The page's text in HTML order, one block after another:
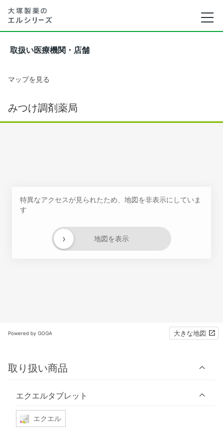
取扱い医療機関・店舗
マップを見る
みつけ調剤薬局
特異なアクセスが見られたため、地図を非表示にしていま
す
地図を表示
›
Powered by GOGA 大きな地図
取り扱い商品
エクエルタブレット
エクエル